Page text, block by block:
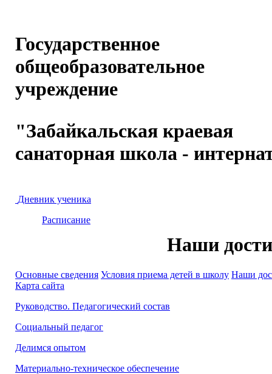
Государственное
общеобразовательное
учреждение
"Забайкальская краевая
санаторная школа -
Дневник ученика
Расписание
Наши
Основные сведения Условия приема детей в школу Наши
Карта сайта
Руководство. Педагогический состав
Социальный педагог
Делимся опытом
Материально-техническое обеспечение